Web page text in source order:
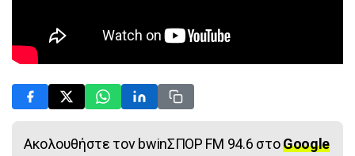
Ακολουθήστε τον bwinΣΠΟΡ FM 94.6 στοGoogle